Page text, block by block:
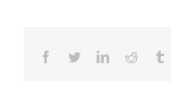
Facebook
TwitterLinkedinReddit